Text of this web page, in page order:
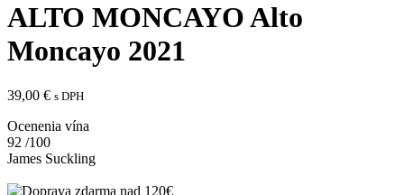
ALTO MONCAYO Alto
Moncayo 2021
39,00 € s DPH
Ocenenia vína
92 /100
James Suckling